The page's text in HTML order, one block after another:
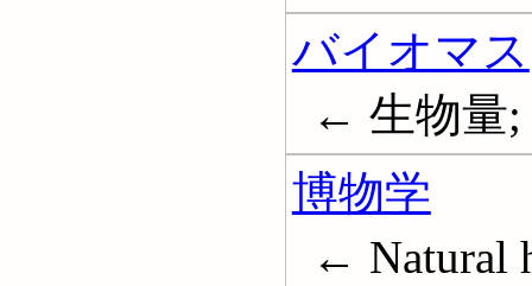
バイオマス
← 生物量;
博物学
← Natural